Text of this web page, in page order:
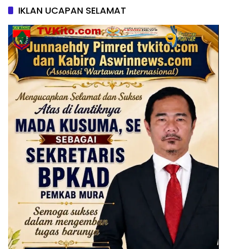
IKLAN UCAPAN SELAMAT